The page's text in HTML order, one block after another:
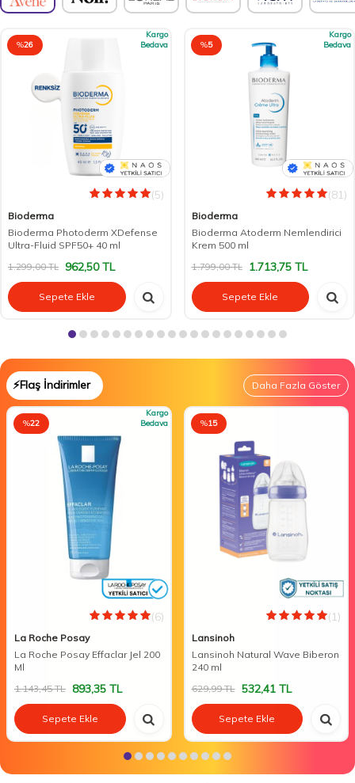
%26
Kargo
Bedava
(5)
Bioderma
Bioderma Photoderm XDefense
Ultra-Fluid SPF50+ 40 ml
1.299,00TL 962,50TL
Sepete Ekle
%5
Kargo
Bedava
(81)
Bioderma
Bioderma Atoderm Nemlendirici
Krem 500 ml
1.799,00TL 1.713,75TL
Sepete Ekle
⚡Flaş İndirimler Daha Fazla Göster
%22
Kargo
Bedava
(6)
La Roche Posay
La Roche Posay Effaclar Jel 200
Ml
1.143,45TL 893,35 TL
Sepete Ekle
%15
(1)
Lansinoh
Lansinoh Natural Wave Biberon
240 ml
629,99TL 532,41TL
Sepete Ekle